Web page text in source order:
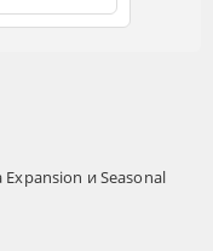
Expansion и Seasonal